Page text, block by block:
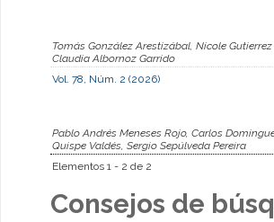
Tomás González Arestizábal, Nicole
Claudia Albornoz Garrido
Vol. 78, Núm. 2 (2026)
Pablo Andrés Meneses Rojo, Carlos
Quispe Valdés, Sergio Sepúlveda Pereira
Elementos 1 - 2 de 2
Consejos de